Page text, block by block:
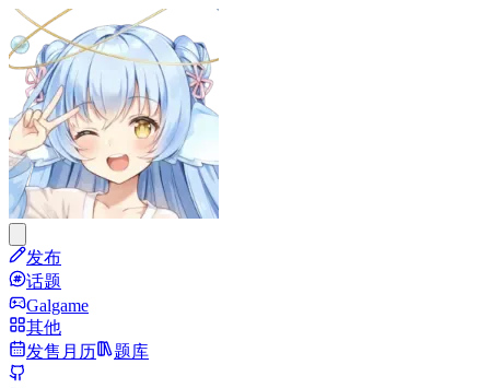
发布
话题
Galgame
其他
发售月历
题库